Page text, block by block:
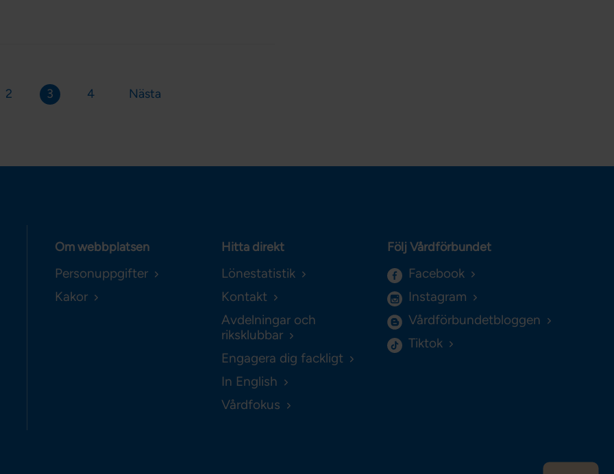
2 3 4 Nästa
Om webbplatsen
Personuppgifter
Kakor
Hitta direkt
Lönestatistik
Kontakt
Avdelningar och
riksklubbar
Engagera dig fackligt
In English
Vårdfokus
Följ Vårdförbundet
Facebook
Instagram
Vårdförbundetbloggen
Tiktok